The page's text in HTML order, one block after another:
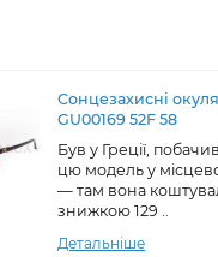
Сонцезахисні
GU00169 52F 58
Був у Греції,
цю модель у
— там вона
знижкою 129 ..
Детальніше